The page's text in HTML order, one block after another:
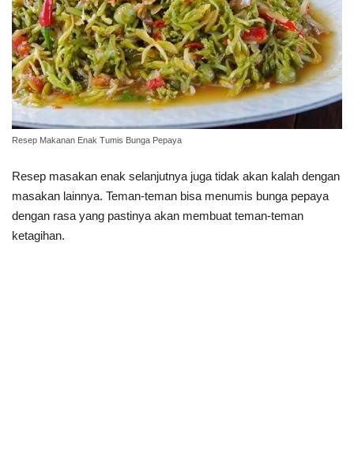
Resep Makanan Enak Tumis Bunga Pepaya
Resep masakan enak selanjutnya juga tidak akan kalah dengan
masakan lainnya. Teman-teman bisa menumis bunga pepaya
dengan rasa yang pastinya akan membuat teman-teman
ketagihan.